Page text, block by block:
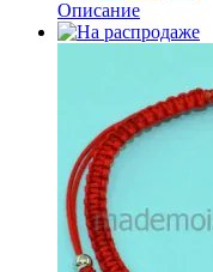
Описание